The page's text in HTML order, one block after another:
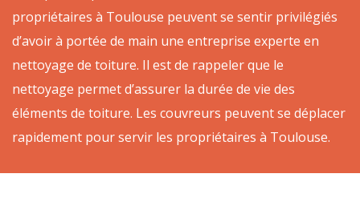
propriétaires à Toulouse peuvent se sentir privilégiés
d’avoir à portée de main une entreprise experte en
nettoyage de toiture. Il est de rappeler que le
nettoyage permet d’assurer la durée de vie des
éléments de toiture. Les couvreurs peuvent se déplacer
rapidement pour servir les propriétaires à Toulouse.